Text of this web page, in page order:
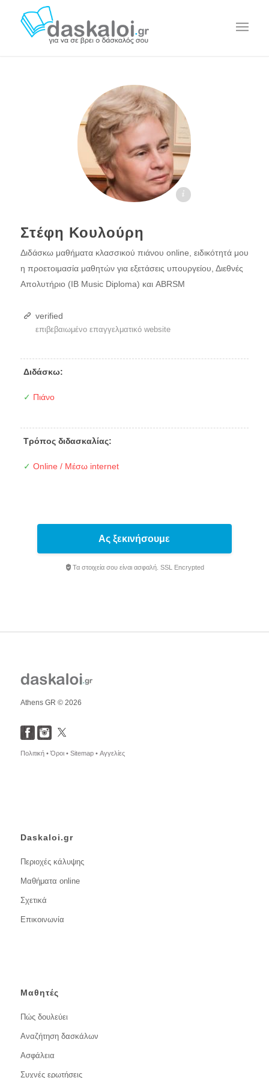
Στέφη Κουλούρη - daskaloi.gr
Στέφη Κουλούρη
Διδάσκω μαθήματα κλασσικού πιάνου online, ειδικότητά μου
η προετοιμασία μαθητών για εξετάσεις υπουργείου, Διεθνές
Απολυτήριο (IB Music Diploma) και ABRSM
verified
επιβεβαιωμένο επαγγελματικό website
Διδάσκω:
✓ Πιάνο
Τρόπος διδασκαλίας:
✓ Online / Μέσω internet
Ας ξεκινήσουμε
Τα στοιχεία σου είναι ασφαλή. SSL Encrypted
Athens GR © 2026
Πολιτική •Όροι • Sitemap • Αγγελίες
Daskaloi.gr
Περιοχές κάλυψης
Μαθήματα online
Σχετικά
Επικοινωνία
Μαθητές
Πώς δουλεύει
Αναζήτηση δασκάλων
Ασφάλεια
Συχνές ερωτήσεις